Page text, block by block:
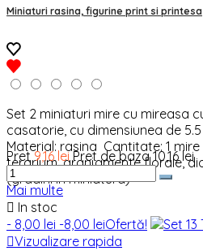
Miniaturi rasina, figurine print si printesa
Set 2 miniaturi mire cu mireasa
casatorie, cu dimensiunea de
Material: rasina Cantitate: 1 mire
terarium, aranjamente florale,
(gradini in miniatura)
Pret 9,16 lei Pret de baza 10,16 lei
Mai multe
 In stoc
- 8,00 lei -8,00 leiOfertă!
Vizualizare rapida